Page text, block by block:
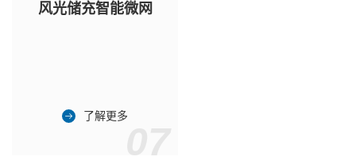
风光储充智能微网
了解更多